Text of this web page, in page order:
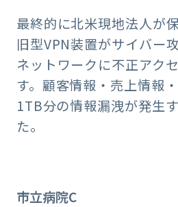
最終的に北米現地法人が
旧型VPN装置がサイバー
ネットワークに不正アク
す。顧客情報・売上情報
1TB分の情報漏洩が発生
た。
市立病院C